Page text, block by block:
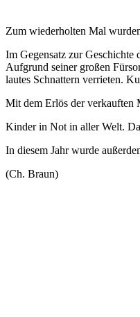
Zum wiederholten Mal
Im Gegensatz zur
Aufgrund seiner großen
lautes Schnattern verrieten.
Mit dem Erlös der verkauften
Kinder in Not in aller Welt.
In diesem Jahr wurde
(Ch. Braun)